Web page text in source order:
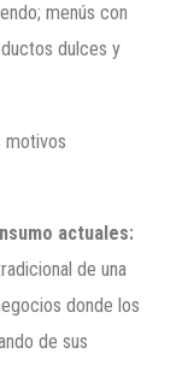
menús con
dulces y
motivos
actuales:
de una
donde los
de sus